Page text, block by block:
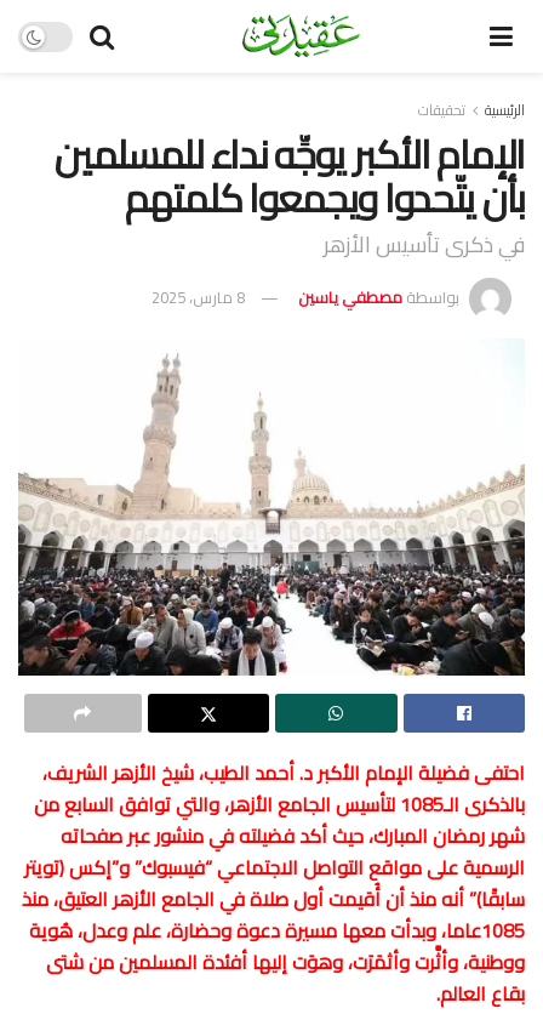
الرئيسية تحقيقات
الإمام الأكبر يوجِّه نداء للمسلمين
بأن يتّحدوا ويجمعوا كلمتهم
في ذكرى تأسيس الأزهر
بواسطةمصطفي ياسين 8 مارس، 2025
احتفى فضيلة الإمام الأكبر د. أحمد الطيب، شيخ الأزهر الشريف،
بالذكرى الـ1085 لتأسيس الجامع الأزهر، والتي توافق السابع من
شهر رمضان المبارك، حيث أكد فضيلته في منشور عبر صفحاته
الرسمية على مواقع التواصل الاجتماعي “فيسبوك” و”إكس (تويتر
سابقًا)” أنه منذ أن أُقيمت أول صلاة في الجامع الأزهر العتيق، منذ
1085عاما، وبدأت معها مسيرة دعوة وحضارة، علم وعدل، هُوية
ووطنية، وأثَّرت وأثمَرَت، وهوَت إليها أفئدة المسلمين من شتى
بقاع العالم.